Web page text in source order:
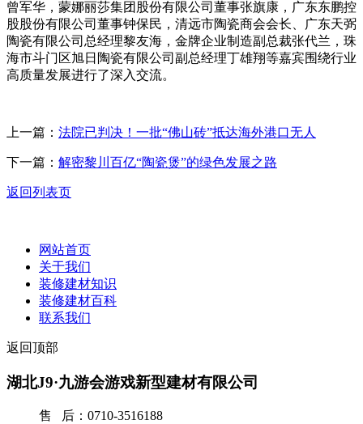
曾军华，蒙娜丽莎集团股份有限公司董事张旗康，广东东鹏控
股股份有限公司董事钟保民，清远市陶瓷商会会长、广东天弼
陶瓷有限公司总经理黎友海，金牌企业制造副总裁张代兰，珠
海市斗门区旭日陶瓷有限公司副总经理丁雄翔等嘉宾围绕行业
高质量发展进行了深入交流。
上一篇： 法院已判决！一批“佛山砖”抵达海外港口无人
下一篇： 解密黎川百亿“陶瓷煲”的绿色发展之路
返回列表页
网站首页
关于我们
装修建材知识
装修建材百科
联系我们
返回顶部
湖北J9·九游会游戏新型建材有限公司
售 后：0710-3516188